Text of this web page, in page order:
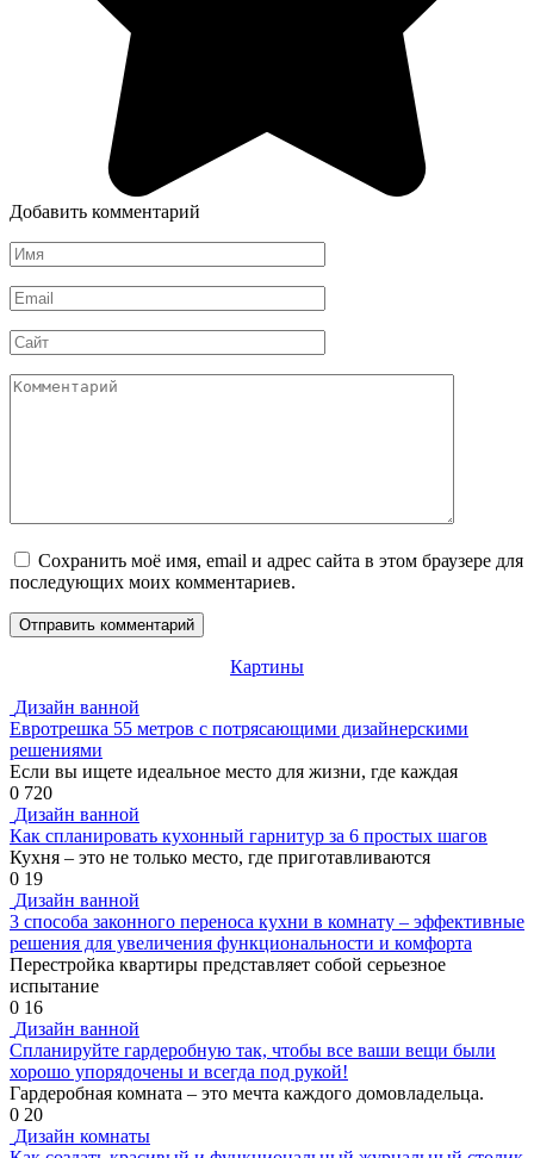
Добавить комментарий
Имя
*
Email
*
Сайт
Комментарий
Сохранить моё имя, email и адрес сайта в этом браузере для
последующих моих комментариев.
Картины
Дизайн ванной
Евротрешка 55 метров с потрясающими дизайнерскими
решениями
Если вы ищете идеальное место для жизни, где каждая
0 720
Дизайн ванной
Как спланировать кухонный гарнитур за 6 простых шагов
Кухня – это не только место, где приготавливаются
0 19
Дизайн ванной
3 способа законного переноса кухни в комнату – эффективные
решения для увеличения функциональности и комфорта
Перестройка квартиры представляет собой серьезное
испытание
0 16
Дизайн ванной
Спланируйте гардеробную так, чтобы все ваши вещи были
хорошо упорядочены и всегда под рукой!
Гардеробная комната – это мечта каждого домовладельца.
0 20
Дизайн комнаты